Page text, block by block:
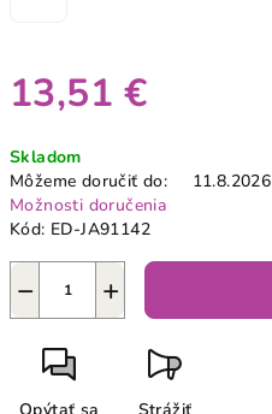
13,51 €
cena:
Skladom
Môžeme doručiť do:
11.8.2026
Možnosti doručenia
Kód: ED-JA91142
+
−